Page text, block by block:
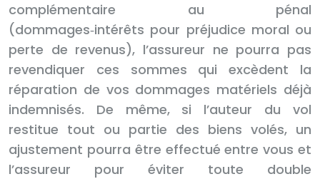
complémentaire au pénal
(dommages‑intérêts pour préjudice moral ou
perte de revenus), l’assureur ne pourra pas
revendiquer ces sommes qui excèdent la
réparation de vos dommages matériels déjà
indemnisés. De même, si l’auteur du vol
restitue tout ou partie des biens volés, un
ajustement pourra être effectué entre vous et
l’assureur pour éviter toute double